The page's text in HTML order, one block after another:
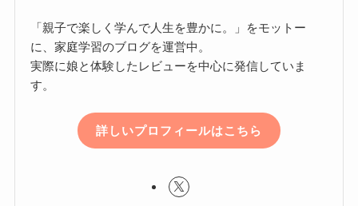
「親子で楽しく学んで人生を豊かに。」をモットー
に、家庭学習のブログを運営中。
実際に娘と体験したレビューを中心に発信していま
す。
詳しいプロフィールはこちら